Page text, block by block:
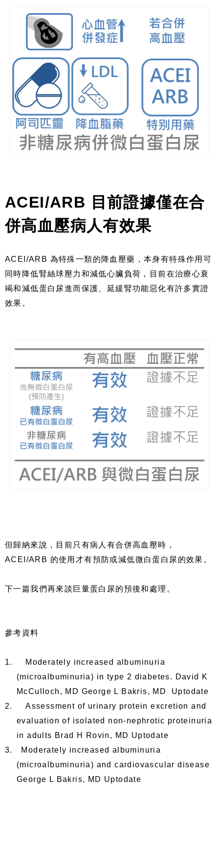
ACEI/ARB 目前證據僅在合
併高血壓病人有效果
ACEI/ARB 為特殊一類的降血壓藥，本身有特殊作用可
同時降低腎絲球壓力和減低心臟負荷，目前在治療心衰
竭和減低蛋白尿進而保護、延緩腎功能惡化有許多實證
效果。
但歸納來說，目前只有病人有合併高血壓時，
ACEI/ARB 的使用才有預防或減低微白蛋白尿的效果。
下一篇我們再來談巨量蛋白尿的預後和處理。
參考資料
1.
Moderately increased albuminuria
(microalbuminuria) in type 2 diabetes. David K
McCulloch, MD George L Bakris, MD
Uptodate
2.
Assessment of urinary protein excretion and
evaluation of isolated non-nephrotic proteinuria
in adults Brad H Rovin, MD Uptodate
3.
Moderately increased albuminuria
(microalbuminuria) and cardiovascular disease
George L Bakris, MD Uptodate